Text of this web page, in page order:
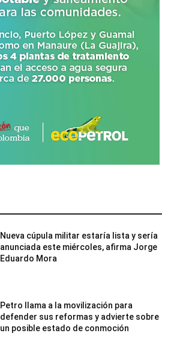
Nueva cúpula militar estaría lista y sería
anunciada este miércoles, afirma Jorge
Eduardo Mora
Petro llama a la movilización para
defender sus reformas y advierte sobre
un posible estado de conmoción